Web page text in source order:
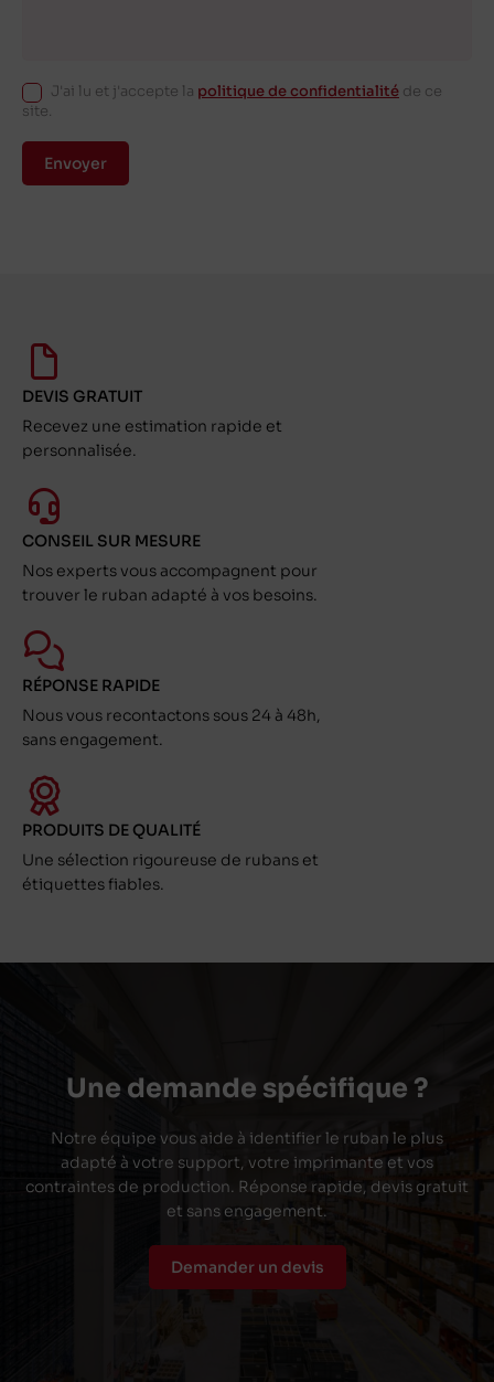
J'ai lu et j'accepte la politique de confidentialité de ce
site.
Envoyer
DEVIS GRATUIT
Recevez une estimation rapide et
personnalisée.
CONSEIL SUR MESURE
Nos experts vous accompagnent pour
trouver le ruban adapté à vos besoins.
RÉPONSE RAPIDE
Nous vous recontactons sous 24 à 48h,
sans engagement.
PRODUITS DE QUALITÉ
Une sélection rigoureuse de rubans et
étiquettes fiables.
Une demande spécifique ?
Notre équipe vous aide à identifier le ruban le plus
adapté à votre support, votre imprimante et vos
contraintes de production. Réponse rapide, devis gratuit
et sans engagement.
Demander un devis